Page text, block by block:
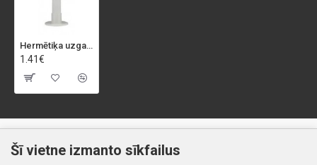
Hermētiķa uzgalis 90815
1.41€
Klientiem
Kontakti
Piegāde un apmaksa
Šī vietne izmanto sīkfailus